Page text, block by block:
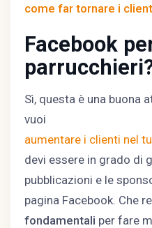
come far tornare i
Facebook
Sì, questa è una buona
vuoi
aumentare i clienti nel
devi essere in grado di
pubblicazioni e le
pagina Facebook. Che
fondamentali per fare